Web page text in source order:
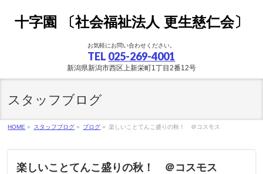
十字園 〔社会福祉法人 更生慈仁会〕
お気軽にお問い合わせください。
TEL 025-269-4001
新潟県新潟市西区上新栄町1丁目2番12号
スタッフブログ
HOME » スタッフブログ » ブログ » 楽しいことてんこ盛りの秋！ ＠コスモス
楽しいことてんこ盛りの秋！ ＠コスモス